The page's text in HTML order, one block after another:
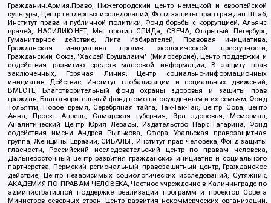
Гражданин.Армия.Право, Нижегородский центр немецкой и европейской
культуры, Центр гендерных исследований, Фонд защиты прав граждан Штаб,
Институт права и публичной политики, Фонд борьбы с коррупцией, Альянс
врачей, НАСИЛИЮ.НЕТ, Мы против СПИДа, СВЕЧА, Открытый Петербург,
Гуманитарное действие, Лига Избирателей, Правовая инициатива,
Гражданская инициатива против экологической преступности,
Гражданский Союз, "Хасдей Ерушалаим" (Милосердие), Центр поддержки и
содействия развитию средств массовой информации, В защиту прав
заключенных, Горячая Линия, Центр социально-информационных
инициатив Действие, Институт глобализации и социальных движений,
ВМЕСТЕ, Благотворительный фонд охраны здоровья и защиты прав
граждан, Благотворительный фонд помощи осужденным и их семьям, Фонд
Тольятти, Новое время, Серебряная тайга, Так-Так-Так, центр Сова, центр
Анна, Проект Апрель, Самарская губерния, Эра здоровья, Мемориал,
Аналитический Центр Юрия Левады, Издательство Парк Гагарина, Фонд
содействия имени Андрея Рылькова, Сфера, Уральская правозащитная
группа, Женщины Евразии, СИБАЛЬТ, Институт прав человека, Фонд защиты
гласности, Российский исследовательский центр по правам человека,
Дальневосточный центр развития гражданских инициатив и социального
партнерства, Пермский региональный правозащитный центр, Гражданское
действие, Центр независимых социологических исследований, Сутяжник,
АКАДЕМИЯ ПО ПРАВАМ ЧЕЛОВЕКА, Частное учреждение в Калининграде по
административной поддержке реализации программ и проектов Совета
Министров северных стран, Центр развития некоммерческих организаций,